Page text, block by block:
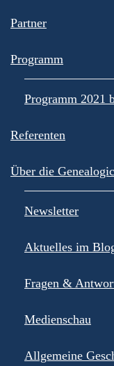
Partner
Programm
Programm 2021
Referenten
Über die
Newsletter
Aktuelles im
Fragen &
Medienschau
Allgemeine